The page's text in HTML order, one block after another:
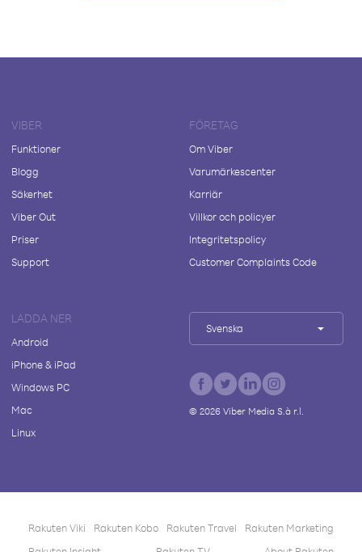
VIBER
Funktioner
Blogg
Säkerhet
Viber Out
Priser
Support
FÖRETAG
Om Viber
Varumärkescenter
Karriär
Villkor och policyer
Integritetspolicy
Customer Complaints Code
LADDA NER
Android
iPhone & iPad
Windows PC
Mac
Linux
Svenska
© 2026Viber Media S.à r.l.
Rakuten Viki Rakuten Kobo Rakuten Travel
Rakuten Marketing